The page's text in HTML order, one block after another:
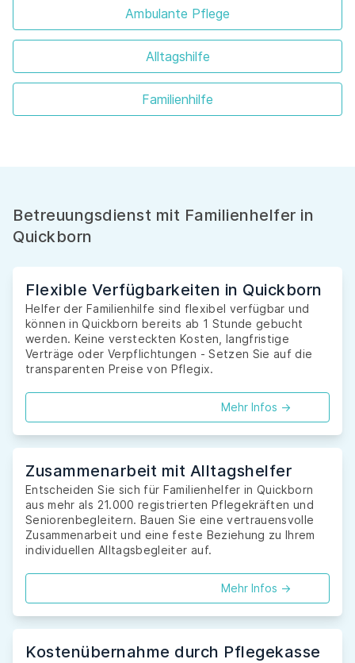
Ambulante Pflege
Alltagshilfe
Familienhilfe
Betreuungsdienst mit Familienhelfer in
Quickborn
Flexible Verfügbarkeiten in Quickborn
Helfer der Familienhilfe sind flexibel verfügbar und
können in Quickborn bereits ab 1 Stunde gebucht
werden. Keine versteckten Kosten, langfristige
Verträge oder Verpflichtungen - Setzen Sie auf die
transparenten Preise von Pflegix.
Mehr Infos ->
Zusammenarbeit mit Alltagshelfer
Entscheiden Sie sich für Familienhelfer in Quickborn
aus mehr als 21.000 registrierten Pflegekräften und
Seniorenbegleitern. Bauen Sie eine vertrauensvolle
Zusammenarbeit und eine feste Beziehung zu Ihrem
individuellen Alltagsbegleiter auf.
Mehr Infos ->
Kostenübernahme durch Pflegekasse